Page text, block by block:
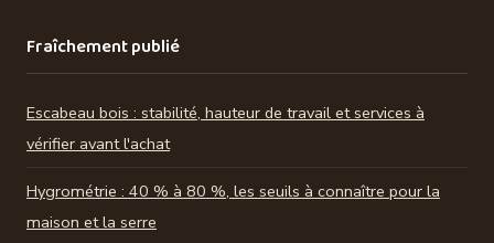
Fraîchement publié
Escabeau bois : stabilité, hauteur de travail et services à
vérifier avant l'achat
Hygrométrie : 40 % à 80 %, les seuils à connaître pour la
maison et la serre